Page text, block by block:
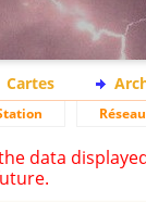
Cartes
Réseau
data